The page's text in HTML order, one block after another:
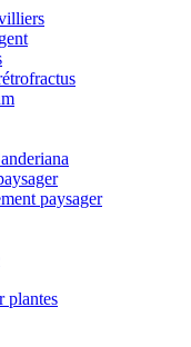
paysager
plantes